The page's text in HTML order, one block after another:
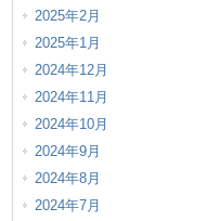
2025年2月
2025年1月
2024年12月
2024年11月
2024年10月
2024年9月
2024年8月
2024年7月